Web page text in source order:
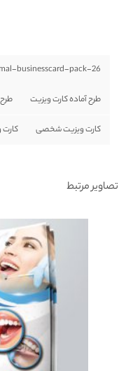
businesscard-pack-26
طرح آماده کارت ویزیت طرح
کارت ویزیت شخصی
تصاویر مرتبط